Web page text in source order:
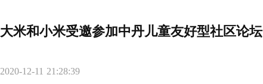
大米和小米受邀参加中丹儿童友好型社区论坛
2020-12-11 21:28:39